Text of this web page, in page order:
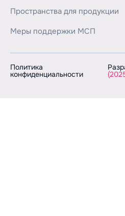
Пространства для продукции
Меры поддержки МСП
Политика
конфиденциальности